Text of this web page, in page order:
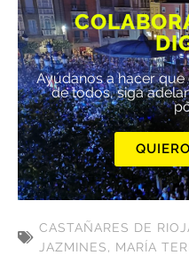
Ayúdanos a hacer
de todos, siga
CASTAÑARES DE
JAZMINES, MARÍA